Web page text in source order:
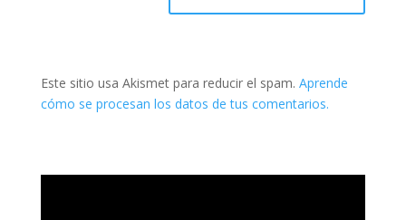
Este sitio usa Akismet para reducir el spam. Aprende
cómo se procesan los datos de tus comentarios.